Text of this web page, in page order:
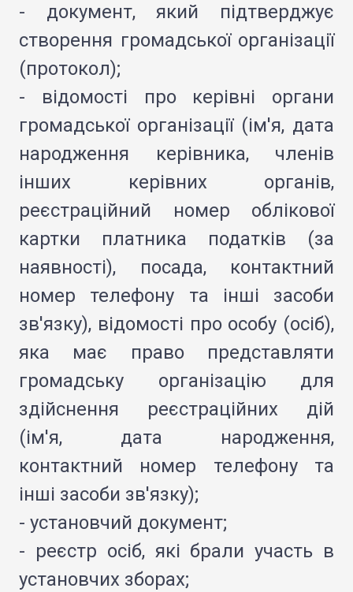
- документ, який підтверджує
створення громадської організації
(протокол);
- відомості про керівні органи
громадської організації (ім'я, дата
народження керівника, членів
інших керівних органів,
реєстраційний номер облікової
картки платника податків (за
наявності), посада, контактний
номер телефону та інші засоби
зв'язку), відомості про особу (осіб),
яка має право представляти
громадську організацію для
здійснення реєстраційних дій
(ім'я, дата народження,
контактний номер телефону та
інші засоби зв'язку);
- установчий документ;
- реєстр осіб, які брали участь в
установчих зборах;